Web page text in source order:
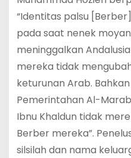
“Identitas palsu
pada saat nenek
meninggalkan
mereka tidak
keturunan Arab.
Pemerintahan Al-
Ibnu Khaldun tidak
Berber mereka”.
silsilah dan nama